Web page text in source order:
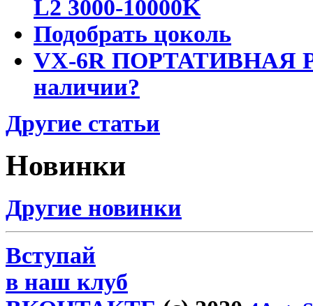
L2 3000-10000K
Подобрать цоколь
VX-6R ПОРТАТИВНАЯ
наличии?
Другие статьи
Новинки
Другие новинки
Вступай
в наш клуб